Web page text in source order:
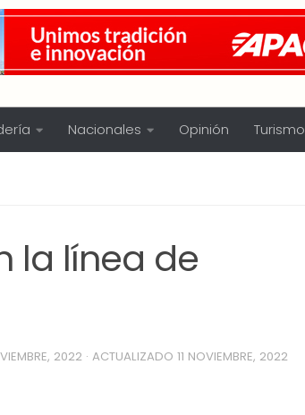
Nacionales Opinión Turismo
la línea de
2022 · ACTUALIZADO 11 NOVIEMBRE, 2022